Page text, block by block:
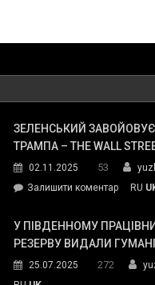
ЗЕЛЕНСЬКИЙ ЗАВОЙОВУЄ
ТРАМПА – THE WALL
02.11.2025 53
Залишити коментарon
симпатії
Трампа
RU
У ПІВДЕННОМУ
РЕЗЕРВУ ВИДАЛИ
25.07.2025 272